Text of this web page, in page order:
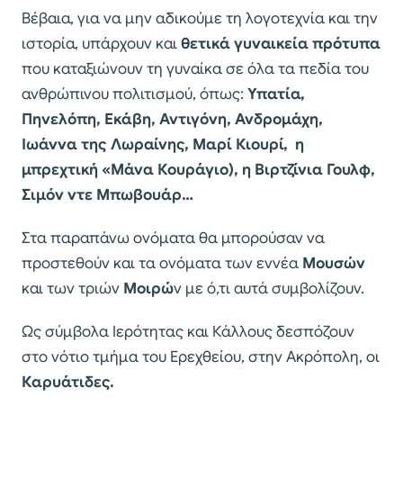
Βέβαια, για να μην αδικούμε τη λογοτεχνία και την
ιστορία, υπάρχουν καιθετικά γυναικεία πρότυπα
που καταξιώνουν τη γυναίκα σε όλα τα πεδία του
ανθρώπινου πολιτισμού, όπως: Υπατία,
Πηνελόπη, Εκάβη, Αντιγόνη, Ανδρομάχη,
Ιωάννα της Λωραίνης, Μαρί Κιουρί, η
μπρεχτική «Μάνα Κουράγιο), η Βιρτζίνια Γουλφ,
Σιμόν ντε Μπωβουάρ…
Στα παραπάνω ονόματα θα μπορούσαν να
προστεθούν και τα ονόματα των εννέα Μουσών
και των τριών Μοιρών με ό,τι αυτά συμβολίζουν.
Ως σύμβολα Ιερότητας και Κάλλους δεσπόζουν
στο νότιο τμήμα του Ερεχθείου, στην Ακρόπολη, οι
Καρυάτιδες.